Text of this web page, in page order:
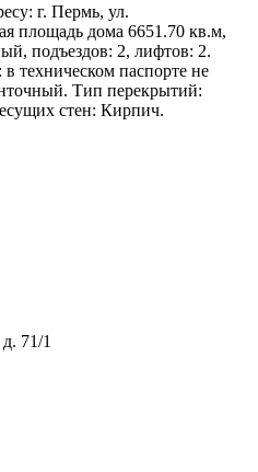
г. Пермь, ул.
площадь дома 6651.70 кв.м,
подъездов: 2, лифтов: 2.
техническом паспорте не
Тип перекрытий:
стен: Кирпич.
71/1